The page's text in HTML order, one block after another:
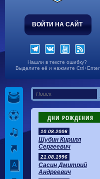
ВОЙТИ НА САЙТ
Нашли в тексте ошибку?
Выделите её и нажмите Ctrl+Enter
ДНИ РОЖДЕНИЯ
10.08.2006
Шубин Кирилл
Сергеевич
21.08.1996
Сасин Дмитрий
Андреевич